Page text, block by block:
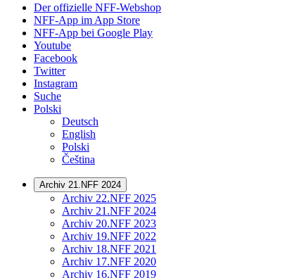
Der offizielle NFF-Webshop
NFF-App im App Store
NFF-App bei Google Play
Youtube
Facebook
Twitter
Instagram
Suche
Polski
Deutsch
English
Polski
Čeština
Archiv 21.NFF 2024
Archiv 22.NFF 2025
Archiv 21.NFF 2024
Archiv 20.NFF 2023
Archiv 19.NFF 2022
Archiv 18.NFF 2021
Archiv 17.NFF 2020
Archiv 16.NFF 2019